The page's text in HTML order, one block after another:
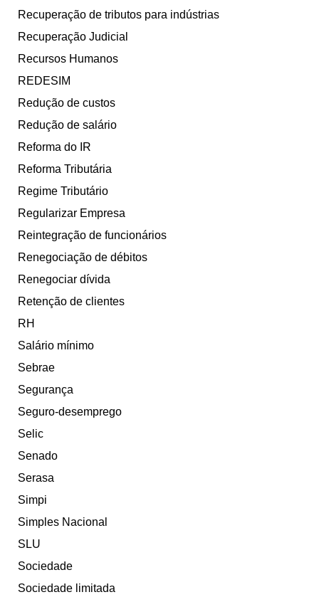
Recuperação de tributos para indústrias
Recuperação Judicial
Recursos Humanos
REDESIM
Redução de custos
Redução de salário
Reforma do IR
Reforma Tributária
Regime Tributário
Regularizar Empresa
Reintegração de funcionários
Renegociação de débitos
Renegociar dívida
Retenção de clientes
RH
Salário mínimo
Sebrae
Segurança
Seguro-desemprego
Selic
Senado
Serasa
Simpi
Simples Nacional
SLU
Sociedade
Sociedade limitada